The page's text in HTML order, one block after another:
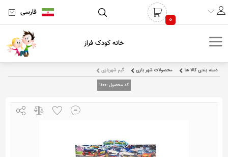
0
فارسی
خانه کودک فراز
دسته بندی کالا ها محصولات شهر بازی گیم شهربازی
کد محصول :1100